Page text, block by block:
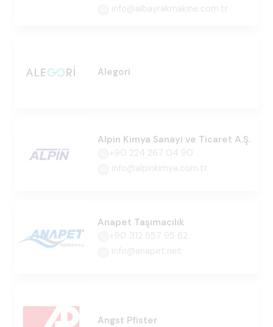
info@albayrakmakine.com.tr
Alegori
Alpin Kimya Sanayi ve Ticaret A.Ş.
+90 224 267 04 90
info@alpinkimya.com.tr
Anapet Taşımacılık
+90 312 557 95 62
info@anapet.net
Angst Pfister